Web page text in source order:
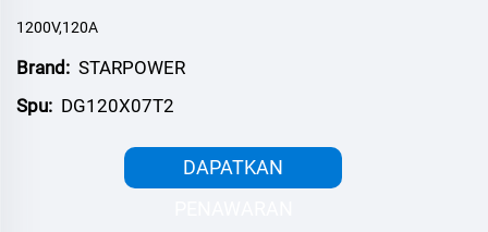
1200V,120A
Brand: STARPOWER
Spu: DG120X07T2
DAPATKAN